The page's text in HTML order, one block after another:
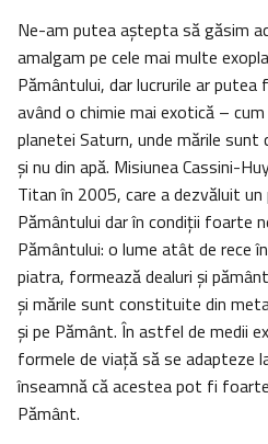
Ne-am putea aștepta să găsim
amalgam pe cele mai multe
Pământului, dar lucrurile ar putea
având o chimie mai exotică –
planetei Saturn, unde mările
şi nu din apă. Misiunea Cassini-
Titan în 2005, care a dezvăluit
Pământului dar în condiții foarte
Pământului: o lume atât de rece
piatra, formează dealuri și
și mările sunt constituite din
şi pe Pământ. În astfel de medii
formele de viață să se adapteze
înseamnă că acestea pot fi
Pământ.